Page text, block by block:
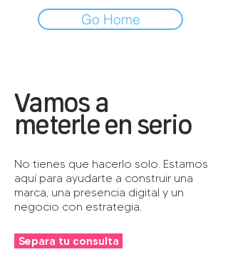
Go Home
Vamos a
meterle en serio
No tienes que hacerlo solo. Estamos
aquí para ayudarte a construir una
marca, una presencia digital y un
negocio con estrategia.
Separa tu consulta